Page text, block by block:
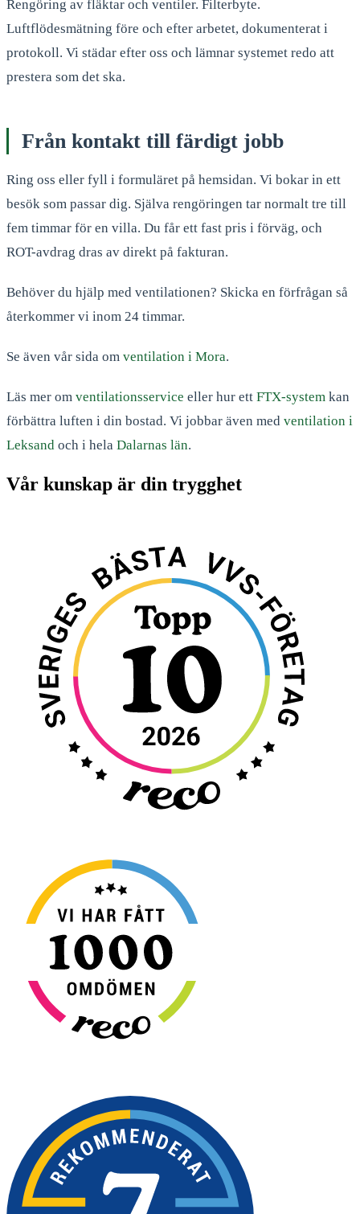
Rengöring av fläktar och ventiler. Filterbyte.
Luftflödesmätning före och efter arbetet, dokumenterat i
protokoll. Vi städar efter oss och lämnar systemet redo att
prestera som det ska.
Från kontakt till färdigt jobb
Ring oss eller fyll i formuläret på hemsidan. Vi bokar in ett
besök som passar dig. Själva rengöringen tar normalt tre till
fem timmar för en villa. Du får ett fast pris i förväg, och
ROT-avdrag dras av direkt på fakturan.
Behöver du hjälp med ventilationen? Skicka en förfrågan så
återkommer vi inom 24 timmar.
Se även vår sida om ventilation i Mora.
Läs mer om ventilationsservice eller hur ett FTX-system kan
förbättra luften i din bostad. Vi jobbar även med ventilation i
Leksand och i hela Dalarnas län.
Vår kunskap är din trygghet